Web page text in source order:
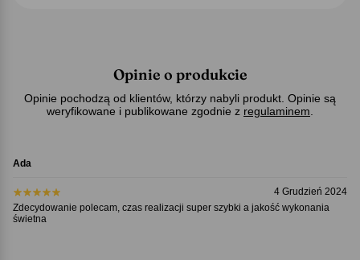
Opinie o produkcie
Opinie pochodzą od klientów, którzy nabyli produkt. Opinie są
weryfikowane i publikowane zgodnie z regulaminem
Ada
4 Grudzień 2024
Zdecydowanie polecam, czas realizacji super szybki a jakość wykonania
świetna